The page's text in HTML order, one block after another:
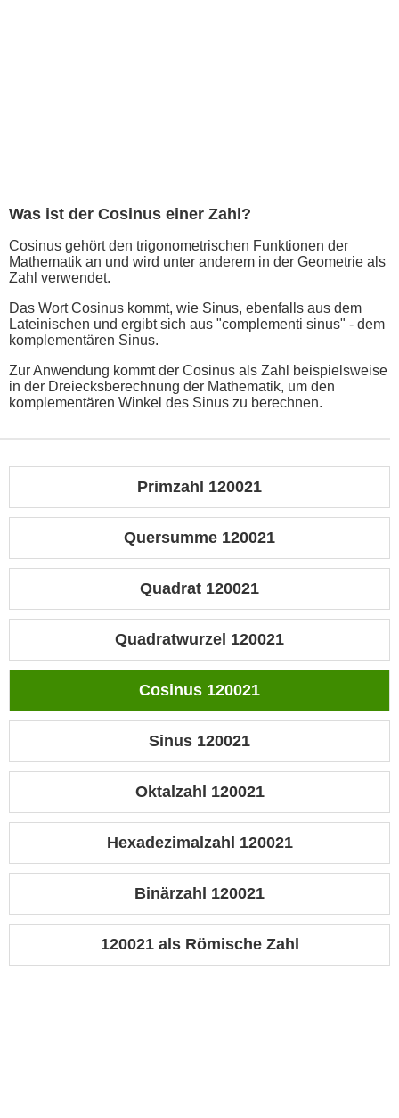
Was ist der Cosinus einer Zahl?
Cosinus gehört den trigonometrischen Funktionen der
Mathematik an und wird unter anderem in der Geometrie als
Zahl verwendet.
Das Wort Cosinus kommt, wie Sinus, ebenfalls aus dem
Lateinischen und ergibt sich aus "complementi sinus" - dem
komplementären Sinus.
Zur Anwendung kommt der Cosinus als Zahl beispielsweise
in der Dreiecksberechnung der Mathematik, um den
komplementären Winkel des Sinus zu berechnen.
Primzahl 120021
Quersumme 120021
Quadrat 120021
Quadratwurzel 120021
Cosinus 120021
Sinus 120021
Oktalzahl 120021
Hexadezimalzahl 120021
Binärzahl 120021
120021 als Römische Zahl